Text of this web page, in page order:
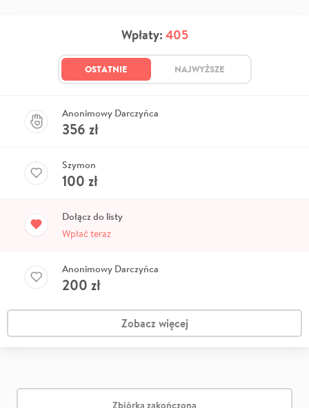
Wpłaty: 405
OSTATNIE NAJWYŻSZE
Anonimowy Darczyńca
356 zł
Szymon
100 zł
Dołącz do listy
Wpłać teraz
Anonimowy Darczyńca
200 zł
Zobacz więcej
Zbiórka zakończona